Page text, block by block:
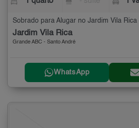
Sobrado para Alugar no Jardim Vila
Jardim Vila Rica
Grande ABC - Santo André
WhatsApp